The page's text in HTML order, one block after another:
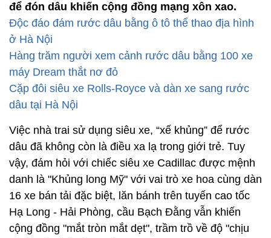
để đón dâu khiến cộng đồng mạng xôn xao.
Độc đáo đám rước dâu bằng ô tô thể thao địa hình
ở Hà Nội
Hàng trăm người xem cảnh rước dâu bằng 100 xe
máy Dream thắt nơ đỏ
Cặp đôi siêu xe Rolls-Royce và dàn xe sang rước
dâu tại Hà Nội
Việc nhà trai sử dụng siêu xe, “xế khủng” để rước
dâu đã không còn là điều xa lạ trong giới trẻ. Tuy
vậy, đám hỏi với chiếc siêu xe Cadillac được mệnh
danh là "Khủng long Mỹ" với vai trò xe hoa cùng dàn
16 xe bán tải đặc biệt, lăn bánh trên tuyến cao tốc
Hạ Long - Hải Phòng, cầu Bạch Đằng vẫn khiến
cộng đồng "mắt tròn mắt dẹt", trầm trồ về độ "chịu